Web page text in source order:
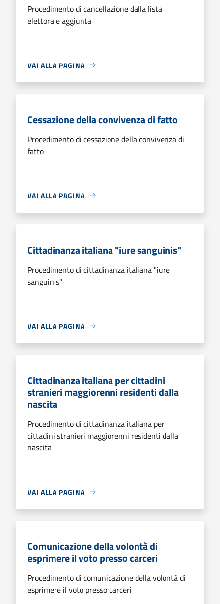
Procedimento di cancellazione dalla lista
elettorale aggiunta
VAI ALLA PAGINA
Cessazione della convivenza di fatto
Procedimento di cessazione della convivenza di
fatto
VAI ALLA PAGINA
Cittadinanza italiana "iure sanguinis"
Procedimento di cittadinanza italiana "iure
sanguinis"
VAI ALLA PAGINA
Cittadinanza italiana per cittadini
stranieri maggiorenni residenti dalla
nascita
Procedimento di cittadinanza italiana per
cittadini stranieri maggiorenni residenti dalla
nascita
VAI ALLA PAGINA
Comunicazione della volontà di
esprimere il voto presso carceri
Procedimento di comunicazione della volontà di
esprimere il voto presso carceri